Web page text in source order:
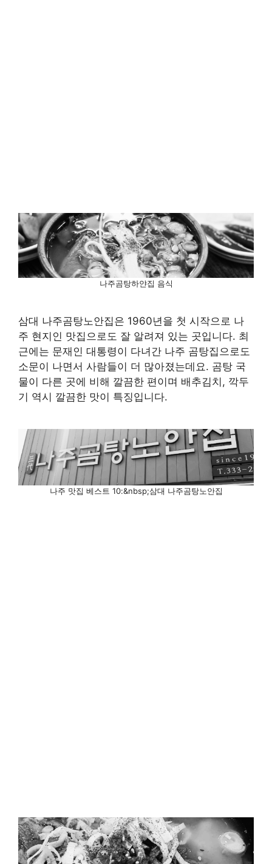
나주곰탕하얀집 음식
삼대 나주곰탕노안집은 1960년을 첫 시작으로 나
주 현지인 맛집으로도 잘 알려져 있는 곳입니다. 최
근에는 문재인 대통령이 다녀간 나주 곰탕집으로도
소문이 나면서 사람들이 더 많아졌는데요. 곰탕 국
물이 다른 곳에 비해 깔끔한 편이며 배추김치, 깍두
기 역시 깔끔한 맛이 특징입니다.
나주 맛집 베스트 10:&nbsp;삼대 나주곰탕노안집